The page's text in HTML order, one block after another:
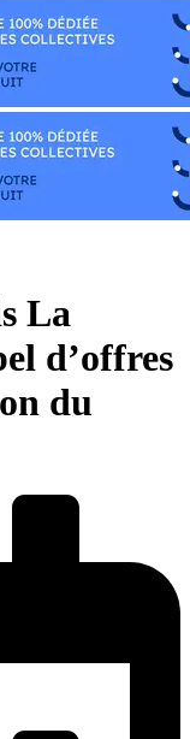
La
d’offres
du